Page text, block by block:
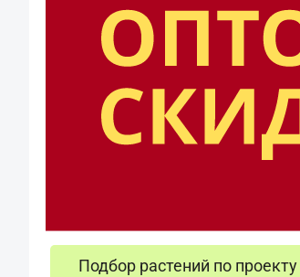
Подбор растений по проекту